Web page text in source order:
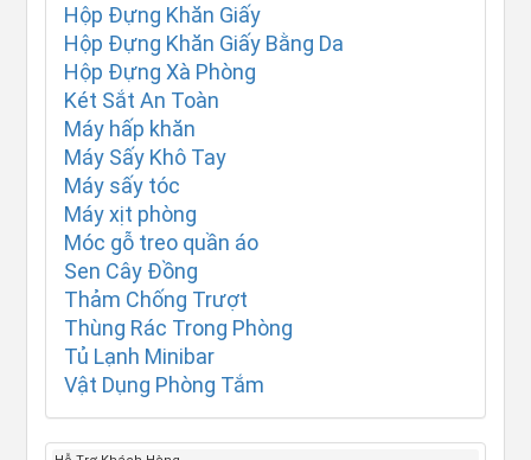
Hộp Đựng Khăn Giấy
Hộp Đựng Khăn Giấy Bằng Da
Hộp Đựng Xà Phòng
Két Sắt An Toàn
Máy hấp khăn
Máy Sấy Khô Tay
Máy sấy tóc
Máy xịt phòng
Móc gỗ treo quần áo
Sen Cây Đồng
Thảm Chống Trượt
Thùng Rác Trong Phòng
Tủ Lạnh Minibar
Vật Dụng Phòng Tắm